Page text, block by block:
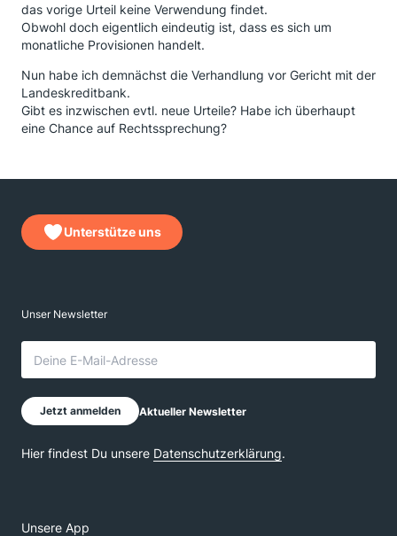
das vorige Urteil keine Verwendung findet.
Obwohl doch eigentlich eindeutig ist, dass es sich um
monatliche Provisionen handelt.
Nun habe ich demnächst die Verhandlung vor Gericht mit der
Landeskreditbank.
Gibt es inzwischen evtl. neue Urteile? Habe ich überhaupt
eine Chance auf Rechtssprechung?
Unterstütze uns
Unsere App